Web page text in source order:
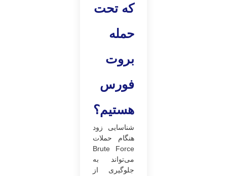
که تحت
حمله
بروت
فورس
هستیم؟
شناسایی زود
هنگام حملات
Brute Force
می‌تواند به
جلوگیری از